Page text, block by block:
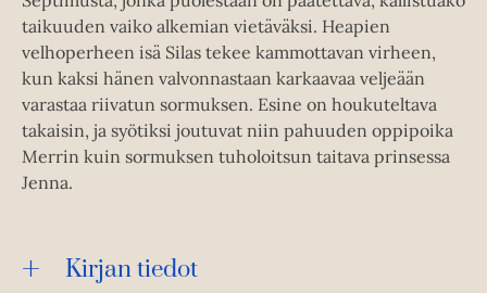
taikuuden vaiko alkemian vietäväksi. Heapien
velhoperheen isä Silas tekee kammottavan virheen,
kun kaksi hänen valvonnastaan karkaavaa veljeään
varastaa riivatun sormuksen. Esine on houkuteltava
takaisin, ja syötiksi joutuvat niin pahuuden oppipoika
Merrin kuin sormuksen tuholoitsun taitava prinsessa
Jenna.
Kirjan tiedot